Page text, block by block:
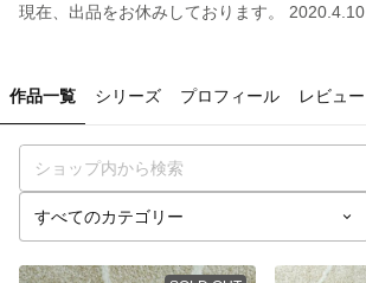
現在、出品をお休みしております。 2020.4.10
作品一覧 シリーズ プロフィール レビュー